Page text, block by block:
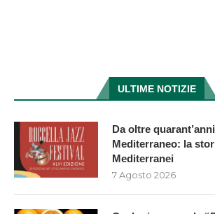
ULTIME NOTIZIE
Da oltre
Mediterraneo: la
Mediterranei
7 Agosto 2026